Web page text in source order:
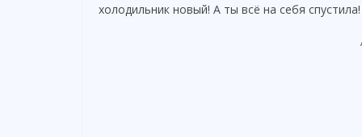
холодильник новый! А ты всё на себя спустила!